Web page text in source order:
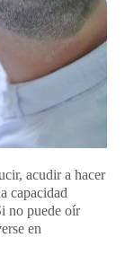
acudir a hacer
capacidad
no puede oír
en